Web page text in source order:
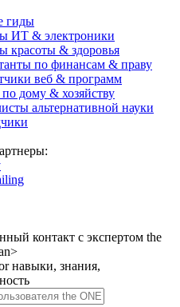
гиды
ИТ & электроники
красоты & здоровья
по финансам & праву
веб & программ
по дому & хозяйству
альтернативной науки
контакт с экспертом the
навыки, знания,